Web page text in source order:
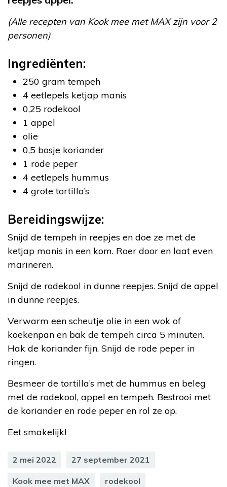
(Alle recepten van Kook mee met MAX zijn voor 2
personen)
Ingrediënten:
250 gram tempeh
4 eetlepels ketjap manis
0,25 rodekool
1 appel
olie
0,5 bosje koriander
1 rode peper
4 eetlepels hummus
4 grote tortilla’s
Bereidingswijze:
Snijd de tempeh in reepjes en doe ze met de
ketjap manis in een kom. Roer door en laat even
marineren.
Snijd de rodekool in dunne reepjes. Snijd de appel
in dunne reepjes.
Verwarm een scheutje olie in een wok of
koekenpan en bak de tempeh circa 5 minuten.
Hak de koriander fijn. Snijd de rode peper in
ringen.
Besmeer de tortilla’s met de hummus en beleg
met de rodekool, appel en tempeh. Bestrooi met
de koriander en rode peper en rol ze op.
Eet smakelijk!
2 mei 2022 27 september 2021
Kook mee met MAX rodekool